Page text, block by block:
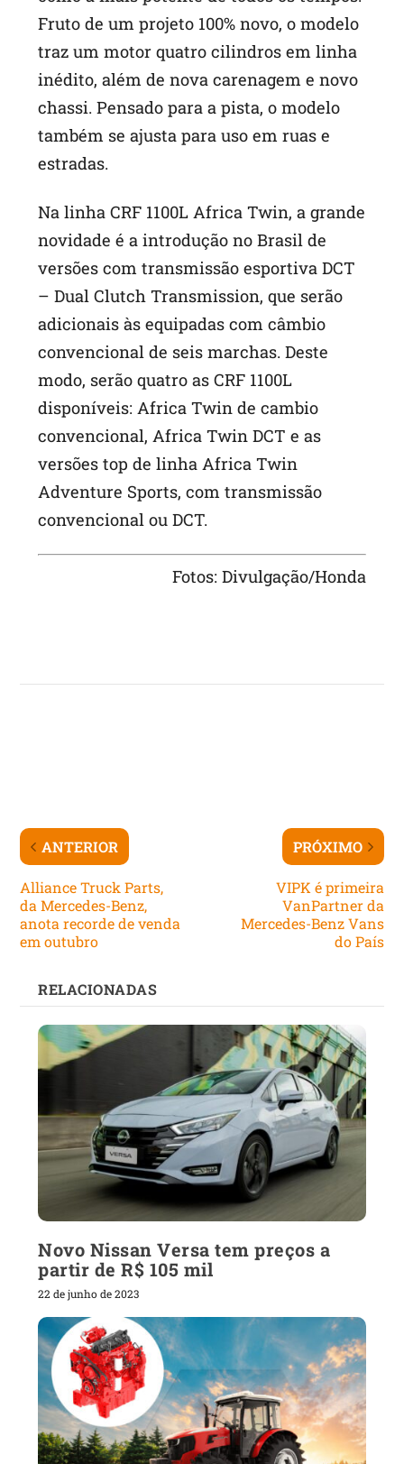
Fruto de um projeto 100% novo, o modelo
traz um motor quatro cilindros em linha
inédito, além de nova carenagem e novo
chassi. Pensado para a pista, o modelo
também se ajusta para uso em ruas e
estradas.
Na linha CRF 1100L Africa Twin, a grande
novidade é a introdução no Brasil de
versões com transmissão esportiva DCT
– Dual Clutch Transmission, que serão
adicionais às equipadas com câmbio
convencional de seis marchas. Deste
modo, serão quatro as CRF 1100L
disponíveis: Africa Twin de cambio
convencional, Africa Twin DCT e as
versões top de linha Africa Twin
Adventure Sports, com transmissão
convencional ou DCT.
Fotos: Divulgação/Honda
ANTERIOR
Alliance Truck Parts,
da Mercedes-Benz,
anota recorde de venda
em outubro
PRÓXIMO
VIPK é primeira
VanPartner da
Mercedes-Benz Vans
do País
RELACIONADAS
Novo Nissan Versa tem preços a
partir de R$ 105 mil
22 de junho de 2023